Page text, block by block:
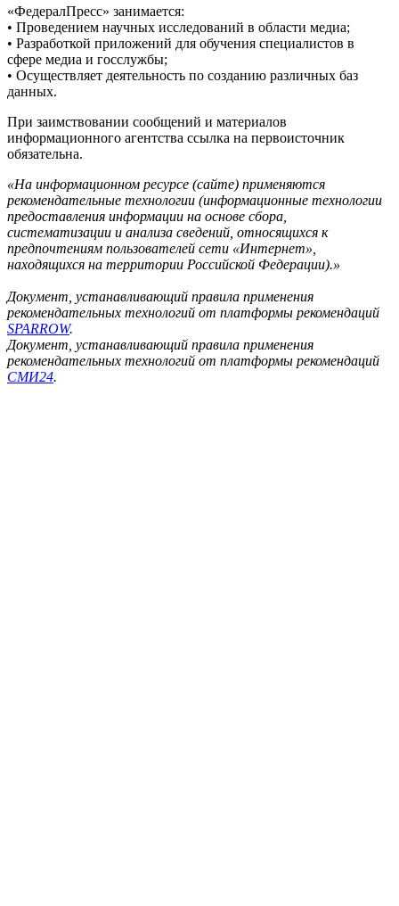
«ФедералПресс» занимается:
• Проведением научных исследований в области медиа;
• Разработкой приложений для обучения специалистов в
сфере медиа и госслужбы;
• Осуществляет деятельность по созданию различных баз
данных.
При заимствовании сообщений и материалов
информационного агентства ссылка на первоисточник
обязательна.
«На информационном ресурсе (сайте) применяются
рекомендательные технологии (информационные технологии
предоставления информации на основе сбора,
систематизации и анализа сведений, относящихся к
предпочтениям пользователей сети «Интернет»,
находящихся на территории Российской Федерации).»
Документ, устанавливающий правила применения
рекомендательных технологий от платформы рекомендаций
SPARROW.
Документ, устанавливающий правила применения
рекомендательных технологий от платформы рекомендаций
СМИ24.